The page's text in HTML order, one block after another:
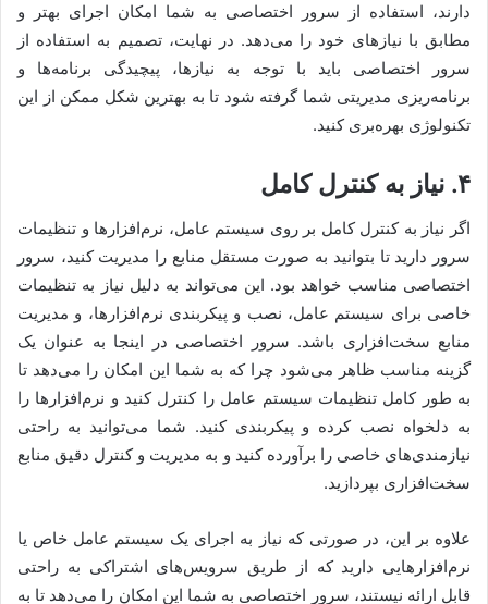
دارند، استفاده از سرور اختصاصی به شما امکان اجرای بهتر و
مطابق با نیازهای خود را می‌دهد. در نهایت، تصمیم به استفاده از
سرور اختصاصی باید با توجه به نیازها، پیچیدگی برنامه‌ها و
برنامه‌ریزی مدیریتی شما گرفته شود تا به بهترین شکل ممکن از این
تکنولوژی بهره‌بری کنید.
۴. نیاز به کنترل کامل
اگر نیاز به کنترل کامل بر روی سیستم عامل، نرم‌افزارها و تنظیمات
سرور دارید تا بتوانید به صورت مستقل منابع را مدیریت کنید، سرور
اختصاصی مناسب خواهد بود. این می‌تواند به دلیل نیاز به تنظیمات
خاصی برای سیستم عامل، نصب و پیکربندی نرم‌افزارها، و مدیریت
منابع سخت‌افزاری باشد. سرور اختصاصی در اینجا به عنوان یک
گزینه مناسب ظاهر می‌شود چرا که به شما این امکان را می‌دهد تا
به طور کامل تنظیمات سیستم عامل را کنترل کنید و نرم‌افزارها را
به دلخواه نصب کرده و پیکربندی کنید. شما می‌توانید به راحتی
نیازمندی‌های خاصی را برآورده کنید و به مدیریت و کنترل دقیق منابع
سخت‌افزاری بپردازید.
علاوه بر این، در صورتی که نیاز به اجرای یک سیستم عامل خاص یا
نرم‌افزارهایی دارید که از طریق سرویس‌های اشتراکی به راحتی
قابل ارائه نیستند، سرور اختصاصی به شما این امکان را می‌دهد تا به